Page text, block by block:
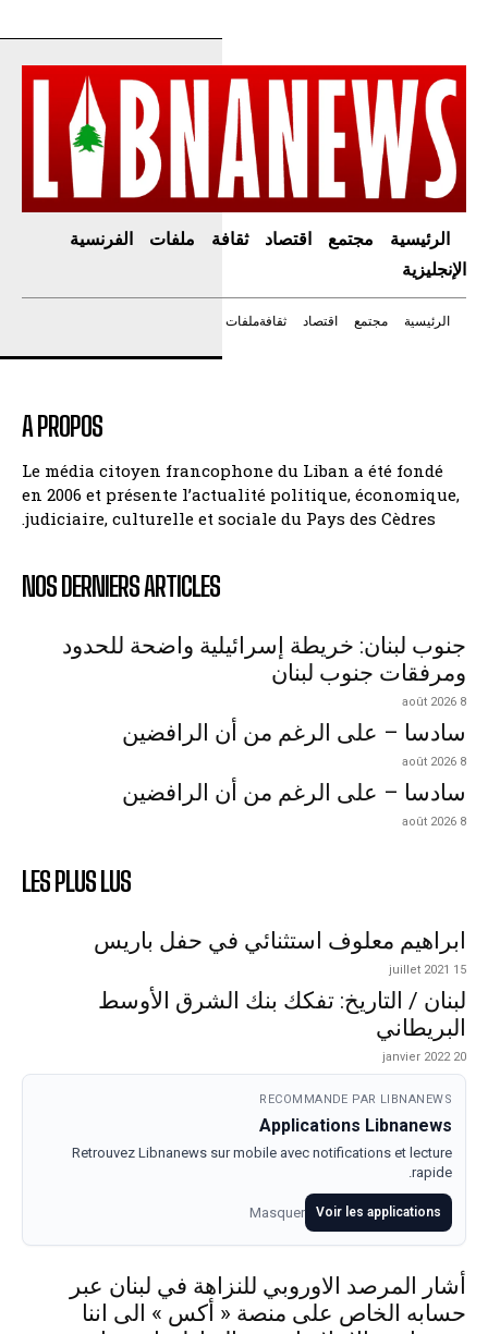
الرئيسية مجتمع اقتصاد ثقافة ملفات
الفرنسية
الإنجليزية
الرئيسية مجتمع اقتصاد ثقافةملفات
A PROPOS
Le média citoyen francophone du Liban a été fondé
en 2006 et présente l’actualité politique, économique,
judiciaire, culturelle et sociale du Pays des Cèdres.
NOS DERNIERS ARTICLES
جنوب لبنان: خريطة إسرائيلية واضحة للحدود
ومرفقات جنوب لبنان
8 août 2026
سادسا – على الرغم من أن الرافضين
8 août 2026
سادسا – على الرغم من أن الرافضين
8 août 2026
LES PLUS LUS
ابراهيم معلوف استثنائي في حفل باريس
15 juillet 2021
لبنان / التاريخ: تفكك بنك الشرق الأوسط
البريطاني
20 janvier 2022
RECOMMANDE PAR LIBNANEWS
Applications Libnanews
Retrouvez Libnanews sur mobile avec notifications et lecture
rapide.
Voir les applications
Masquer
أشار المرصد الاوروبي للنزاهة في لبنان عبر
حسابه الخاص على منصة « أكس » الى اننا